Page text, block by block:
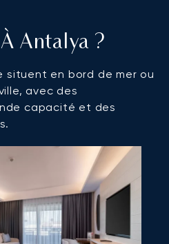
Antalya ?
situent en bord de mer ou
avec des
capacité et des